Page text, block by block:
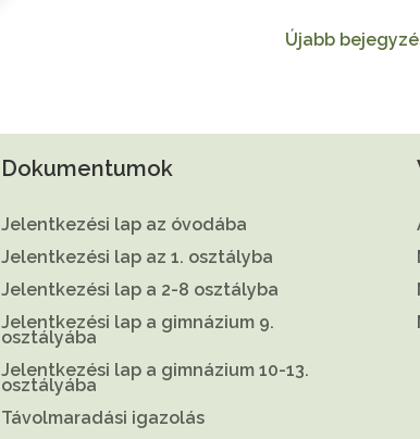
Újabb
Dokumentumok
Jelentkezési lap az óvodába
Jelentkezési lap az 1. osztályba
Jelentkezési lap a 2-8 osztályba
Jelentkezési lap a gimnázium 9.
osztályába
Jelentkezési lap a gimnázium 10-13.
osztályába
Távolmaradási igazolás